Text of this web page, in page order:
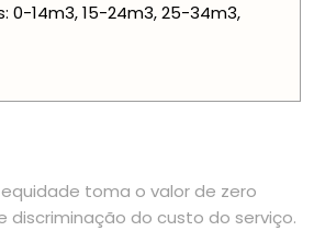
0-14m3, 15-24m3, 25-34m3,
toma o valor de zero
discriminação do custo do serviço.